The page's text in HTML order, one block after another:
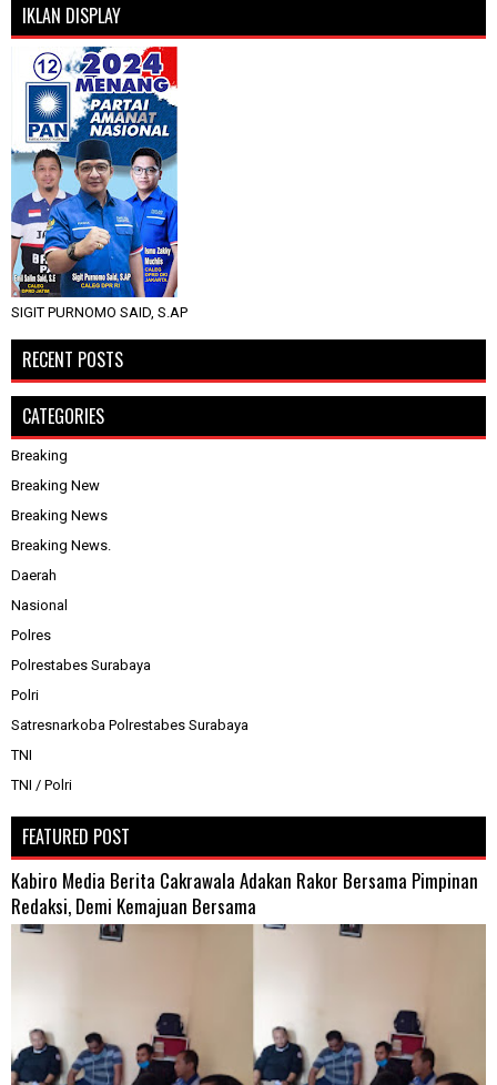
IKLAN DISPLAY
SIGIT PURNOMO SAID, S.AP
RECENT POSTS
CATEGORIES
Breaking
Breaking New
Breaking News
Breaking News.
Daerah
Nasional
Polres
Polrestabes Surabaya
Polri
Satresnarkoba Polrestabes Surabaya
TNI
TNI / Polri
FEATURED POST
Kabiro Media Berita Cakrawala Adakan Rakor Bersama Pimpinan
Redaksi, Demi Kemajuan Bersama